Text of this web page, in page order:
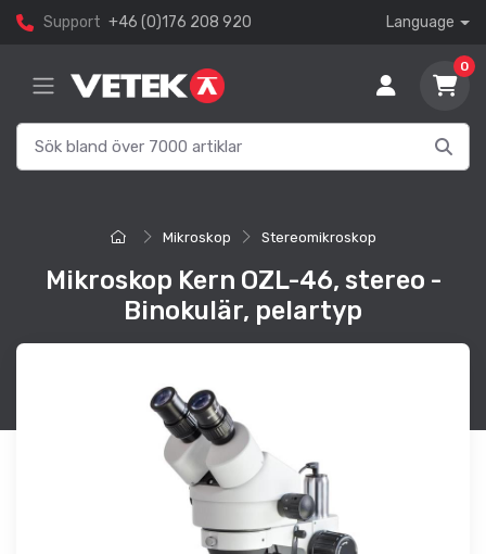
Support +46 (0)176 208 920 Language
0
Mikroskop Stereomikroskop
Mikroskop Kern OZL-46, stereo -
Binokulär, pelartyp